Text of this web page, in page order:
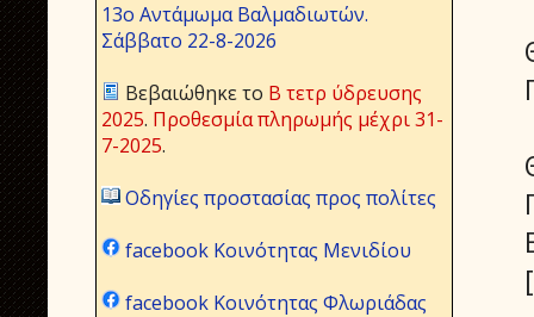
13ο Αντάμωμα Βαλμαδιωτών.
Σάββατο 22-8-2026
Βεβαιώθηκε το Β τετρ ύδρευσης
2025. Προθεσμία πληρωμής μέχρι 31-
7-2025.
Οδηγίες προστασίας προς πολίτες
facebook Κοινότητας Μενιδίου
facebook Κοινότητας Φλωριάδας